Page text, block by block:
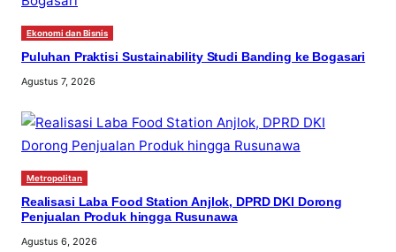
Ekonomi dan Bisnis
Puluhan Praktisi Sustainability Studi Banding ke Bogasari
Agustus 7, 2026
Metropolitan
Realisasi Laba Food Station Anjlok, DPRD DKI Dorong
Penjualan Produk hingga Rusunawa
Agustus 6, 2026